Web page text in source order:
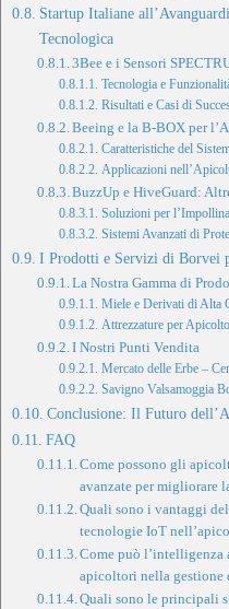
Startup Italiane
Tecnologica
3Bee e i Sensori
Tecnologia e
Risultati e Casi di
Beeing e la B-BOX per
Caratteristiche del
Applicazioni
BuzzUp e HiveGuard:
Soluzioni per
Sistemi Avanzati di
I Prodotti e Servizi di Borvei
La Nostra Gamma di
Miele e Derivati di Alta
Attrezzature per
I Nostri Punti Vendita
Mercato delle Erbe –
Savigno Valsamoggia
Conclusione: Il Futuro
FAQ
Come possono gli
avanzate per migliorare
Quali sono i vantaggi
tecnologie IoT
Come può
apicoltori nella gestione
Quali sono le principali